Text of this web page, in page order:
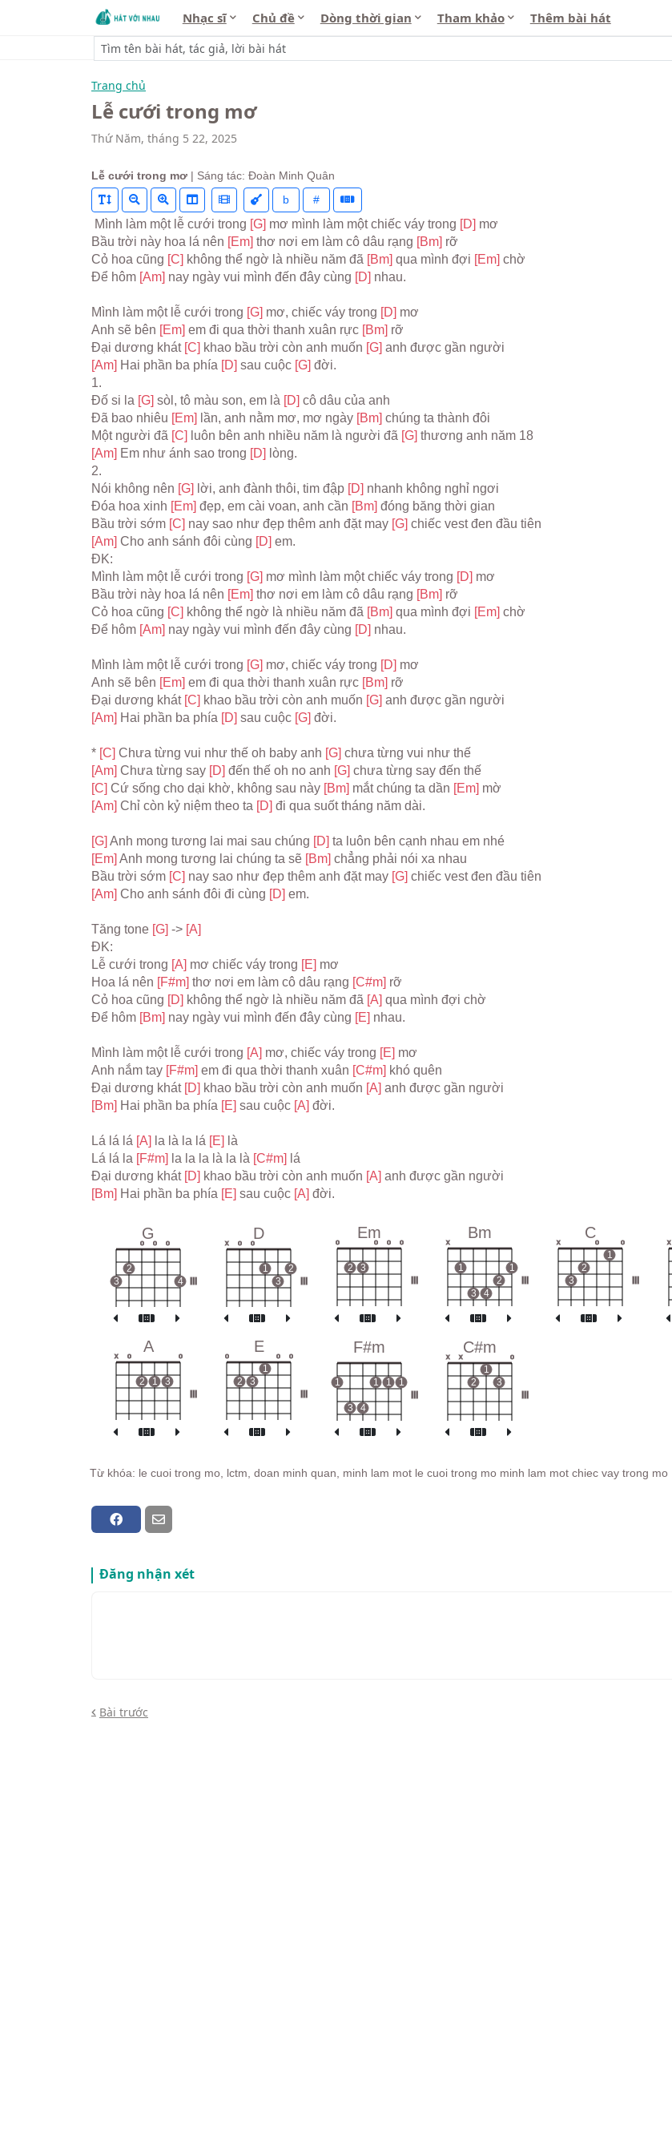
Nhạc sĩ Chủ đề Dòng thời gian Tham khảo Thêm bài hát
Trang chủ
Lễ cưới trong mơ
Thứ Năm, tháng 5 22, 2025
Lễ cưới trong mơ | Sáng tác: Đoàn Minh Quân
b
#
Mình làm một lễ cưới trong [G] mơ mình làm một chiếc váy trong [D] mơ
Bầu trời này hoa lá nên [Em] thơ nơi em làm cô dâu rạng [Bm] rỡ
Cỏ hoa cũng [C] không thể ngờ là nhiều năm đã [Bm] qua mình đợi [Em] chờ
Để hôm [Am] nay ngày vui mình đến đây cùng [D] nhau.
Mình làm một lễ cưới trong [G] mơ, chiếc váy trong [D] mơ
Anh sẽ bên [Em] em đi qua thời thanh xuân rực [Bm] rỡ
Đại dương khát [C] khao bầu trời còn anh muốn [G] anh được gần người
[Am] Hai phần ba phía [D] sau cuộc [G] đời.
1.
Đố si la [G] sòl, tô màu son, em là [D] cô dâu của anh
Đã bao nhiêu [Em] lần, anh nằm mơ, mơ ngày [Bm] chúng ta thành đôi
Một người đã [C] luôn bên anh nhiều năm là người đã [G] thương anh năm 18
[Am] Em như ánh sao trong [D] lòng.
2.
Nói không nên [G] lời, anh đành thôi, tim đập [D] nhanh không nghỉ ngơi
Đóa hoa xinh [Em] đẹp, em cài voan, anh cần [Bm] đóng băng thời gian
Bầu trời sớm [C] nay sao như đẹp thêm anh đặt may [G] chiếc vest đen đầu tiên
[Am] Cho anh sánh đôi cùng [D] em.
ĐK:
Mình làm một lễ cưới trong [G] mơ mình làm một chiếc váy trong [D] mơ
Bầu trời này hoa lá nên [Em] thơ nơi em làm cô dâu rạng [Bm] rỡ
Cỏ hoa cũng [C] không thể ngờ là nhiều năm đã [Bm] qua mình đợi [Em] chờ
Để hôm [Am] nay ngày vui mình đến đây cùng [D] nhau.
Mình làm một lễ cưới trong [G] mơ, chiếc váy trong [D] mơ
Anh sẽ bên [Em] em đi qua thời thanh xuân rực [Bm] rỡ
Đại dương khát [C] khao bầu trời còn anh muốn [G] anh được gần người
[Am] Hai phần ba phía [D] sau cuộc [G] đời.
* [C] Chưa từng vui như thế oh baby anh [G] chưa từng vui như thế
[Am] Chưa từng say [D] đến thế oh no anh [G] chưa từng say đến thế
[C] Cứ sống cho dại khờ, không sau này [Bm] mắt chúng ta dần [Em] mờ
[Am] Chỉ còn kỷ niệm theo ta [D] đi qua suốt tháng năm dài.
[G] Anh mong tương lai mai sau chúng [D] ta luôn bên cạnh nhau em nhé
[Em] Anh mong tương lai chúng ta sẽ [Bm] chẳng phải nói xa nhau
Bầu trời sớm [C] nay sao như đẹp thêm anh đặt may [G] chiếc vest đen đầu tiên
[Am] Cho anh sánh đôi đi cùng [D] em.
Tăng tone [G] -> [A]
ĐK:
Lễ cưới trong [A] mơ chiếc váy trong [E] mơ
Hoa lá nên [F#m] thơ nơi em làm cô dâu rạng [C#m] rỡ
Cỏ hoa cũng [D] không thể ngờ là nhiều năm đã [A] qua mình đợi chờ
Để hôm [Bm] nay ngày vui mình đến đây cùng [E] nhau.
Mình làm một lễ cưới trong [A] mơ, chiếc váy trong [E] mơ
Anh nắm tay [F#m] em đi qua thời thanh xuân [C#m] khó quên
Đại dương khát [D] khao bầu trời còn anh muốn [A] anh được gần người
[Bm] Hai phần ba phía [E] sau cuộc [A] đời.
Lá lá lá [A] la là la lá [E] là
Lá lá la [F#m] la la la là la là [C#m] lá
Đại dương khát [D] khao bầu trời còn anh muốn [A] anh được gần người
[Bm] Hai phần ba phía [E] sau cuộc [A] đời.
G
3
2
o o o
4
D
x o o
1
3
2
Em
o
2 3
o o o
Bm
x
1
3 4
2
1
C
x
3
2
o
1
o x
A
x o
2 1 3
o
E
o
2 3
1
o o
F#m
III
1
3 4
1 1 1
C#m
III
x x
2
1
3
o
Từ khóa: le cuoi trong mo, lctm, doan minh quan, minh lam mot le cuoi trong mo minh lam mot chiec vay trong mo
Đăng nhận xét
Bài trước